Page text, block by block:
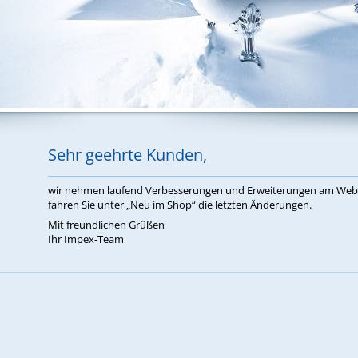
Sehr ge­ehr­te Kun­den,
wir neh­men lau­fend Ver­bes­se­run­gen und Er­wei­te­run­gen am
fah­ren Sie un­ter „Neu im Shop“ die letz­ten Än­de­run­gen.
Mit freund­li­chen Grü­ßen
Ihr Im­pex-Team